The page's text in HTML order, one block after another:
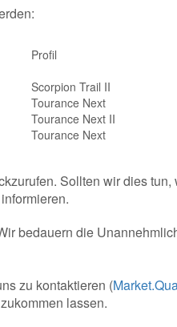
Profil
Scorpion Trail II
Tourance Next
Tourance Next II
Tourance Next
Sollten wir dies
bedauern die
zu kontaktieren (
lassen.